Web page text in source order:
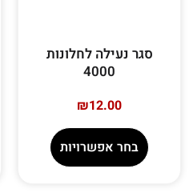
סגר נעילה לחלונות
4000
₪12.00
בחר אפשרויות